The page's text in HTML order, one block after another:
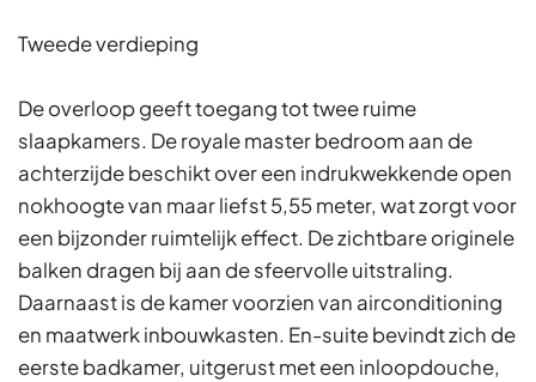
Tweede verdieping
De overloop geeft toegang tot twee ruime
slaapkamers. De royale master bedroom aan de
achterzijde beschikt over een indrukwekkende open
nokhoogte van maar liefst 5,55 meter, wat zorgt voor
een bijzonder ruimtelijk effect. De zichtbare originele
balken dragen bij aan de sfeervolle uitstraling.
Daarnaast is de kamer voorzien van airconditioning
en maatwerk inbouwkasten. En-suite bevindt zich de
eerste badkamer, uitgerust met een inloopdouche,